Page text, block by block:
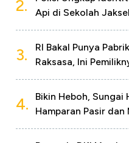
2.
Api di Sekolah Jaksel
3.
RI Bakal Punya
Raksasa, Ini
4.
Bikin Heboh, Sungai
Hamparan Pasir dan